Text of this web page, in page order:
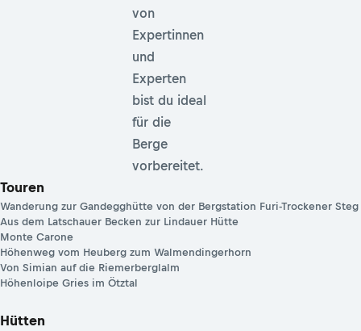
von
Expertinnen
und
Experten
bist du ideal
für die
Berge
vorbereitet.
Touren
Wanderung zur Gandegghütte von der Bergstation Furi-Trockener Steg
Aus dem Latschauer Becken zur Lindauer Hütte
Monte Carone
Höhenweg vom Heuberg zum Walmendingerhorn
Von Simian auf die Riemerberglalm
Höhenloipe Gries im Ötztal
Hütten